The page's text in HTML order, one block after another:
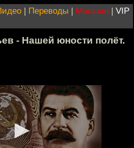
| Переводы | Магазин | VIP
- Нашей юности полёт.